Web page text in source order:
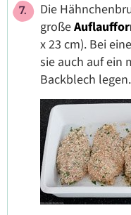
Die
große
x 23 cm). Bei
sie auch auf ein
Backblech legen.